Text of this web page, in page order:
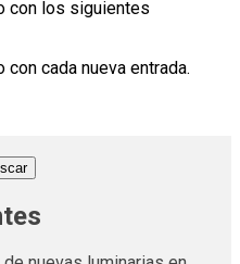
con los siguientes
cada nueva entrada.